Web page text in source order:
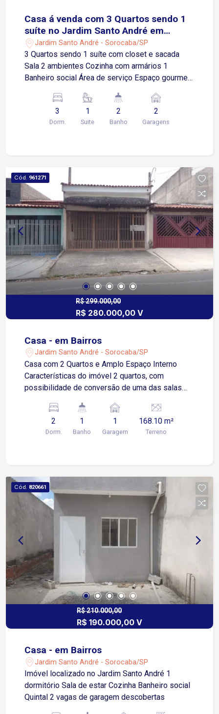
Casa á venda com 3 Quartos sendo 1
suíte no Jardim Santo André em
Sorocaba-SP
Jardim Santo André - Sorocaba/SP
3 Quartos sendo 1 suíte com closet e sacada
Sala 2 ambientes Cozinha com armários 1
Banheiro social Área de serviço Espaço gourmet
Localização: Fácil acesso á Av Itavuvu e ao
Shopping Cidade, próximo a supermercados,
restaurantes, farmácias, academia e comércios
3
Dorm.
1
Suite
2
Banho
2
Garagens
Cód. 961271
R$ 299.000,00
R$ 280.000,00 V
Casa - em Bairros
Jardim Santo André - Sorocaba/SP
Casa com 2 Quartos e Amplo Espaço Interno
Características do imóvel 2 quartos, com
possibilidade de conversão de uma das salas
Banheiro Área de serviço Diferenciais Ambientes
bem distribuídos, proporcionando conforto e
praticidade Localização Rua tranquila, próxima à
2
Dorm.
1
Banho
1
Garagem
168.10 m²
Terreno
Cód. 820661
R$ 210.000,00
R$ 190.000,00 V
Casa - em Bairros
Jardim Santo André - Sorocaba/SP
Imóvel localizado no Jardim Santo André 1
dormitório Sala de estar Cozinha Banheiro social
Quintal 2 vagas de garagem descobertas